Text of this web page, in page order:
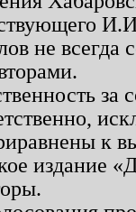
не
к
издание